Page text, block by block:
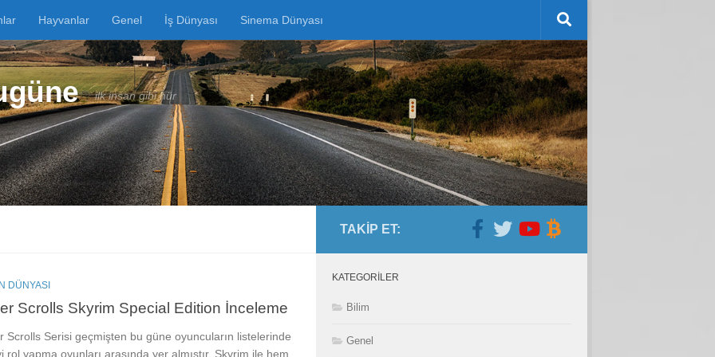
Hayvanlar Genel İş Dünyası Sinema Dünyası
ilk insan gibi hür
DÜNYASI
Scrolls Skyrim Special Edition İnceleme
Scrolls Serisi geçmişten bu güne oyuncuların listelerinde
rol yapma oyunları arasında yer almıştır. Skyrim ile hem
TAKIP ET:
KATEGORILER
Bilim
Genel